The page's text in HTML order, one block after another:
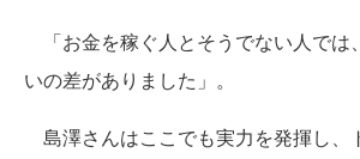
「お金を稼ぐ人とそうでない人では
いの差がありました」。
島澤さんはここでも実力を発揮し、